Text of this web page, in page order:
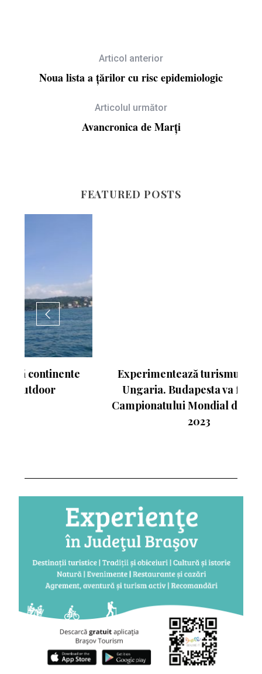
Articol anterior
Noua lista a țărilor cu risc epidemiologic
Articolul următor
Avancronica de Marți
FEATURED POSTS
Experimentează turismul activ în
Ungaria. Budapesta va fi gazda
Campionatului Mondial de Atletism